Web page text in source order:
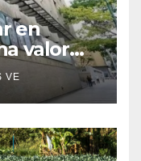
en
valor
de 2026
VE